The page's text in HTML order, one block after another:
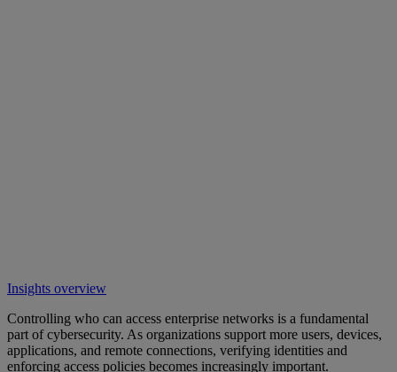
Insights overview
Controlling who can access enterprise networks is a fundamental
part of cybersecurity. As organizations support more users, devices,
applications, and remote connections, verifying identities and
enforcing access policies becomes increasingly important.